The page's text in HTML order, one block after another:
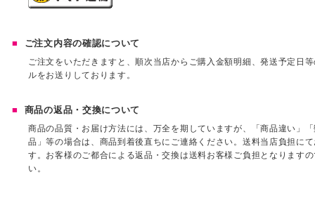
ご注文内容の確認について
ご注文をいただきますと、順次当店からご購入金額明細、発送予定日
ルをお送りしております。
商品の返品・交換について
商品の品質・お届け方法には、万全を期していますが、「商品違い」
品」等の場合は、商品到着後直ちにご連絡ください。送料当店負担に
す。お客様のご都合による返品・交換は送料お客様ご負担となります
い。